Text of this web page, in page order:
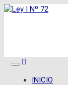
INICIO